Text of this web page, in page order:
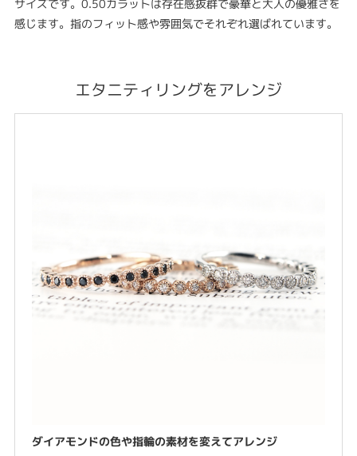
サイズです。0.50カラットは存在感抜群で豪華と大人の優雅さを
感じます。指のフィット感や雰囲気でそれぞれ選ばれています。
エタニティリングをアレンジ
ダイアモンドの色や指輪の素材を変えてアレンジ